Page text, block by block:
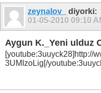
zeynalov_
diyorki:
01-05-2010 09:10
Aygun K._Yeni ulduz
[youtube:3uuyck28]http://
3UMIzoLig[/